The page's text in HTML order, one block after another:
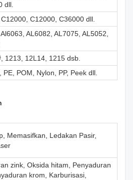
dll.
C12000, C36000 dll.
AL6082, AL7075, AL5052,
1213, 12L14, 1215 dsb.
PE, POM, Nylon, PP, Peek dll.
Memasifkan, Ledakan Pasir,
zink, Oksida hitam, Penyaduran
krom, Karburisasi,